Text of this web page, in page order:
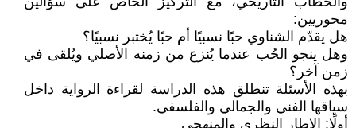
محوريين:
هل يقدّم الشناوي حبًا نسبيًا أم حبًا يُختبر نسبيًا؟
وهل ينجو الحُب عندما يُنزع من زمنه الأصلي ويُلقى في
زمن آخر؟
بهذه الأسئلة تنطلق هذه الدراسة لقراءة الرواية داخل
سياقها الفني والجمالي والفلسفي.
أولًا: الإطار النظري والمنهجي